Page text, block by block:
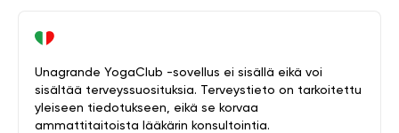
Unagrande YogaClub -sovellus ei sisällä eikä voi
sisältää terveyssuosituksia. Terveystieto on tarkoitettu
yleiseen tiedotukseen, eikä se korvaa
ammattitaitoista lääkärin konsultointia.